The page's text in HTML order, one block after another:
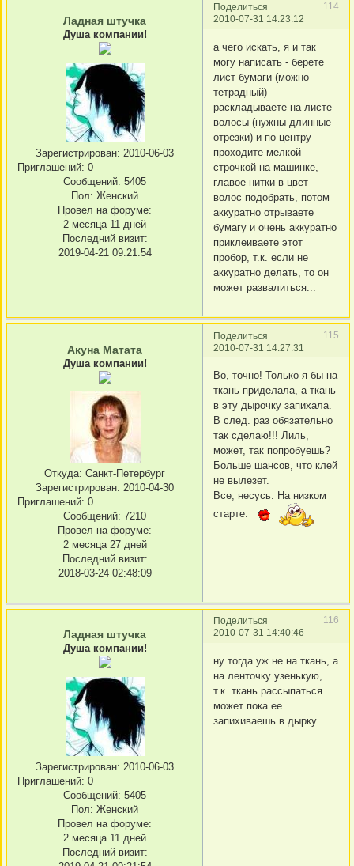
Поделиться
114
2010-07-31 14:23:12
Ладная штучка
Душа компании!
Зарегистрирован: 2010-06-03
Приглашений: 0
Сообщений: 5405
Пол: Женский
Провел на форуме:
2 месяца 11 дней
Последний визит:
2019-04-21 09:21:54
а чего искать, я и так
могу написать - берете
лист бумаги (можно
тетрадный)
раскладываете на листе
волосы (нужны длинные
отрезки) и по центру
проходите мелкой
строчкой на машинке,
главое нитки в цвет
волос подобрать, потом
аккуратно отрываете
бумагу и очень аккуратно
приклеиваете этот
пробор, т.к. если не
аккуратно делать, то он
может развалиться...
Поделиться
115
2010-07-31 14:27:31
Акуна Матата
Душа компании!
Откуда: Санкт-Петербург
Зарегистрирован: 2010-04-30
Приглашений: 0
Сообщений: 7210
Провел на форуме:
2 месяца 27 дней
Последний визит:
2018-03-24 02:48:09
Во, точно! Только я бы на
ткань приделала, а ткань
в эту дырочку запихала.
В след. раз обязательно
так сделаю!!! Лиль,
может, так попробуешь?
Больше шансов, что клей
не вылезет.
Все, несусь. На низком
старте.
Поделиться
116
2010-07-31 14:40:46
Ладная штучка
Душа компании!
Зарегистрирован: 2010-06-03
Приглашений: 0
Сообщений: 5405
Пол: Женский
Провел на форуме:
2 месяца 11 дней
Последний визит:
ну тогда уж не на ткань, а
на ленточку узенькую,
т.к. ткань рассыпаться
может пока ее
запихиваешь в дырку...